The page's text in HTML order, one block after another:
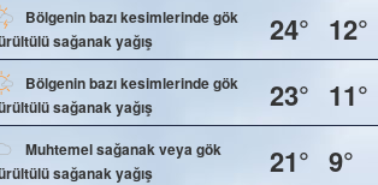
Bölgenin bazı kesimlerinde gök
sağanak yağış
24° 12°
Bölgenin bazı kesimlerinde gök
sağanak yağış
23° 11°
Muhtemel sağanak veya gök
sağanak yağış
21° 9°